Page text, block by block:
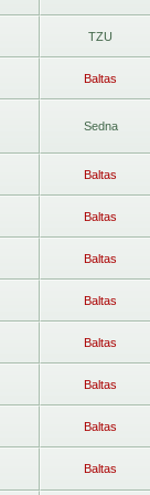
TZU
Baltas
Sedna
Baltas
Baltas
Baltas
Baltas
Baltas
Baltas
Baltas
Baltas